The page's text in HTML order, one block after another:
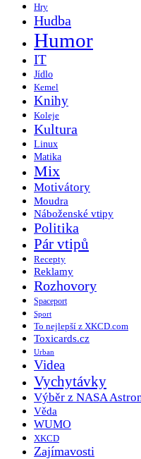
Hry
Hudba
Humor
IT
Jídlo
Kemel
Knihy
Koleje
Kultura
Linux
Matika
Mix
Motivátory
Moudra
Náboženské vtipy
Politika
Pár vtipů
Recepty
Reklamy
Rozhovory
Spaceport
Sport
To nejlepší z XKCD.com
Toxicards.cz
Urban
Videa
Vychytávky
Výběr z NASA
Věda
WUMO
XKCD
Zajímavosti